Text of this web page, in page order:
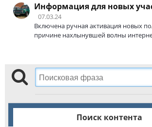
Информация для новых
07.03.24
Включена ручная активация новых
причине нахлынувшей волны
Поиск контента